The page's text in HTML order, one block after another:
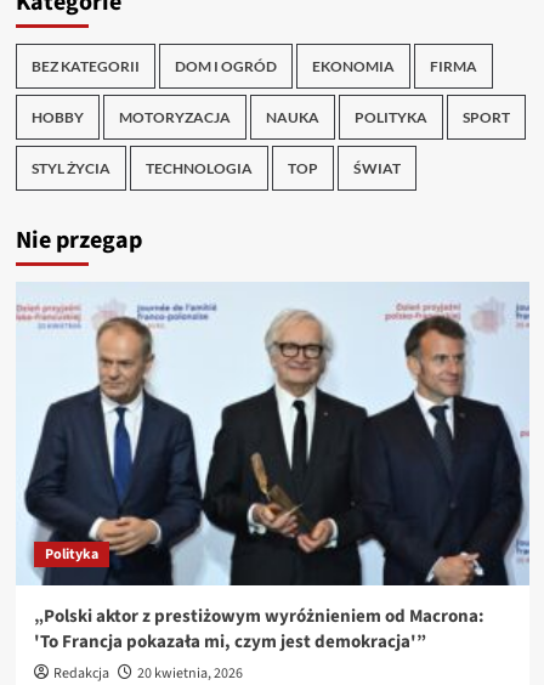
BEZ KATEGORII DOM I OGRÓD EKONOMIA FIRMA
HOBBY MOTORYZACJA NAUKA POLITYKA SPORT
STYL ŻYCIA TECHNOLOGIA TOP ŚWIAT
Nie przegap
Polityka
„Polski aktor z prestiżowym wyróżnieniem od Macrona:
'To Francja pokazała mi, czym jest demokracja'”
Redakcja 20 kwietnia, 2026